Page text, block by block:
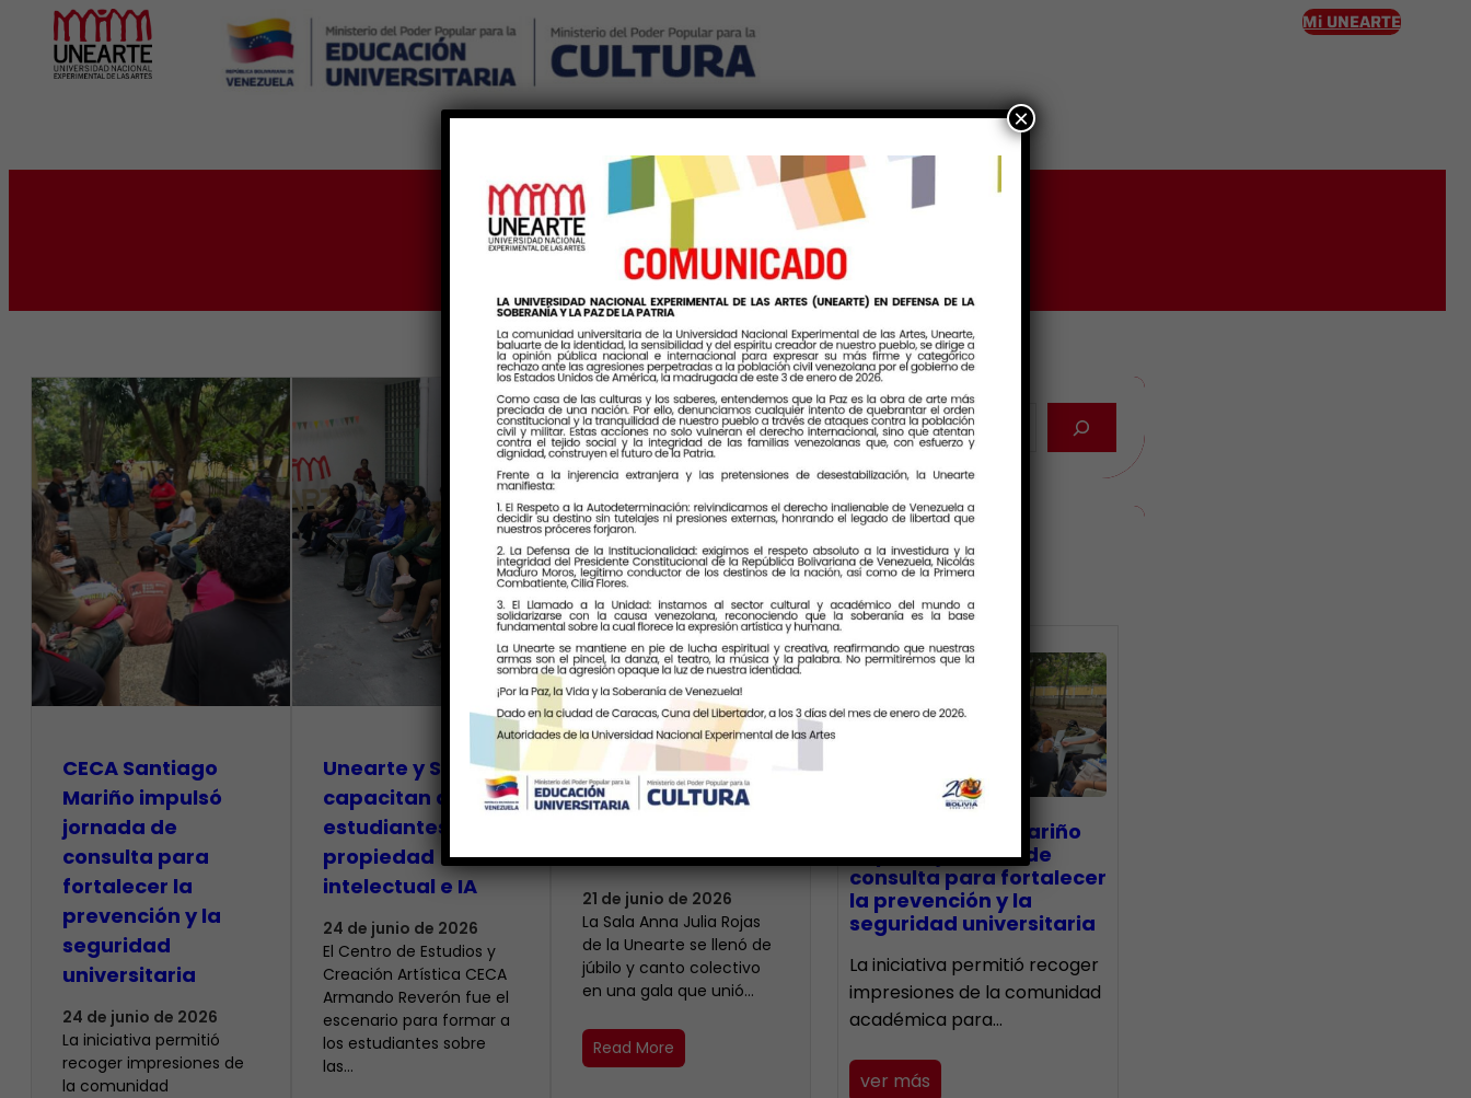
Mi UNEARTE
Ingreso
Etiqueta:4DeFebrero
CECA Santiago
Mariño impulsó
jornada de
consulta para
fortalecer la
prevención y la
seguridad
universitaria
24 de junio de 2026
La iniciativa permitió
recoger impresiones de
la comunidad
Unearte y SAPI
capacitan a
estudiantes sobre
propiedad
intelectual e IA
24 de junio de 2026
El Centro de Estudios y
Creación Artística CECA
Armando Reverón fue el
escenario para formar a
los estudiantes sobre
las…
Más de 400 voces
rinden tributo a la
Bor
21 de junio de 2026
​La Sala Anna Julia Rojas
de la Unearte se llenó de
júbilo y canto colectivo
en una gala que unió…
Read More
Últimas Noticias
CECA Santiago Mariño
impulsó jornada de
consulta para fortalecer
la prevención y la
seguridad universitaria
La iniciativa permitió recoger
impresiones de la comunidad
académica para…
ver más
×